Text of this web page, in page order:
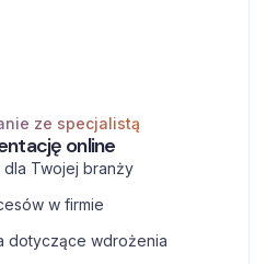
ze specjalistą
online
Twojej branży
w firmie
dotyczące wdrożenia